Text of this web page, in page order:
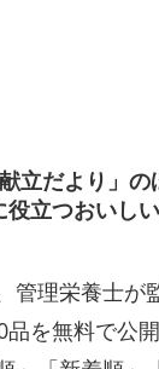
立だより」
立つおいし
管理栄養士が
品を無料で公